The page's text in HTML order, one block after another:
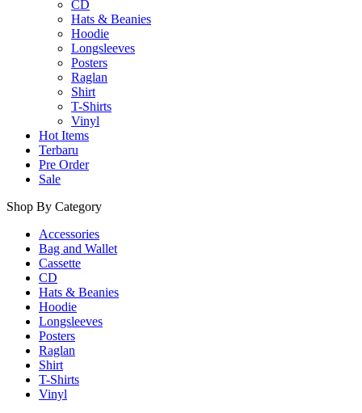
CD
Hats & Beanies
Hoodie
Longsleeves
Posters
Raglan
Shirt
T-Shirts
Vinyl
Hot Items
Terbaru
Pre Order
Sale
Shop By Category
Accessories
Bag and Wallet
Cassette
CD
Hats & Beanies
Hoodie
Longsleeves
Posters
Raglan
Shirt
T-Shirts
Vinyl